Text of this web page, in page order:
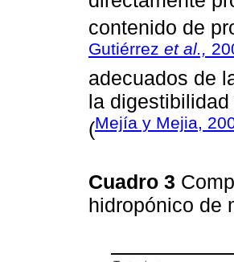
contenido de
Gutiérrez et al.,
adecuados de
la
(Mejía y Mejia,
Cuadro 3
hidropónico de